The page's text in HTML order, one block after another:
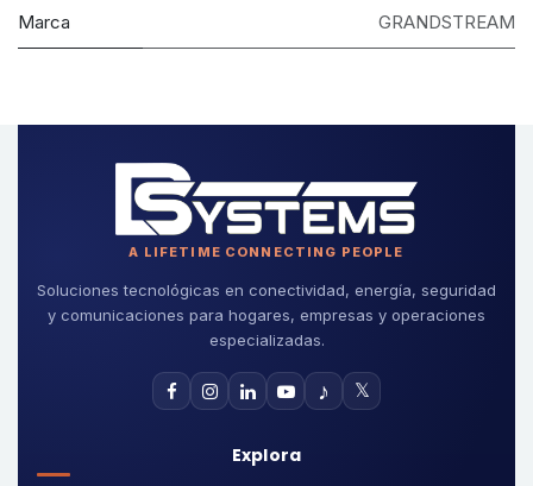
Marca GRANDSTREAM
A LIFETIME CONNECTING PEOPLE
Soluciones tecnológicas en conectividad, energía, seguridad
y comunicaciones para hogares, empresas y operaciones
especializadas.
♪ 𝕏
Explora